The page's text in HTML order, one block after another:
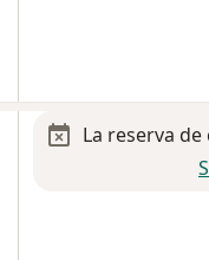
La reserva